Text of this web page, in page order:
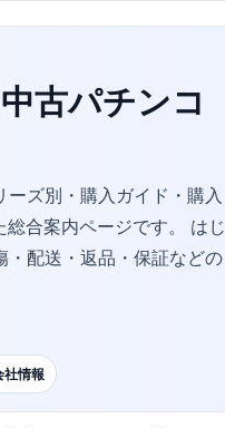
古パチンコ
ズ別・購入ガイド・購入
合案内ページです。 はじ
配送・返品・保証などの
社情報